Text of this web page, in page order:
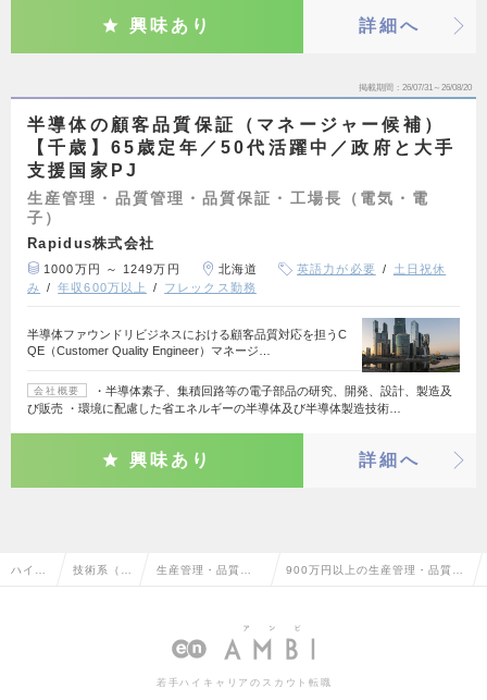
興味あり 詳細へ
掲載期間 26/07/31～26/08/20
半導体の顧客品質保証（マネージャー候補）
【千歳】65歳定年／50代活躍中／政府と大手
支援国家PJ
生産管理・品質管理・品質保証・工場長（電気・電
子）
Rapidus株式会社
1000万円 ～ 1249万円 北海道 英語力が必要
土日祝休
み
年収600万以上 フレックス勤務
半導体ファウンドリビジネスにおける顧客品質対応を担うC
QE（Customer Quality Engineer）マネージ…
会社概要
・半導体素子、集積回路等の電子部品の研究、開発、設計、製造及
び販売 ・環境に配慮した省エネルギーの半導体及び半導体製造技術…
興味あり 詳細へ
ハイク 技術系（電 生産管理・品質管
場長（電気・電
900万円以上の生産管理・品質管
子）の転職・求人情報一覧
若手ハイキャリアのスカウト転職